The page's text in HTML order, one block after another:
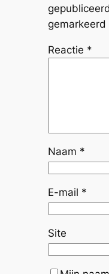
gemarkeerd
Reactie *
Naam *
E-mail *
Site